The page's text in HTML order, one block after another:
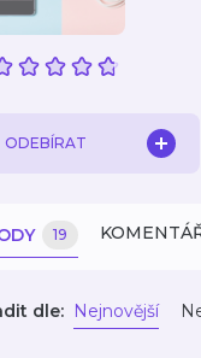
ODEBÍRAT
19
dle: Nejnovější